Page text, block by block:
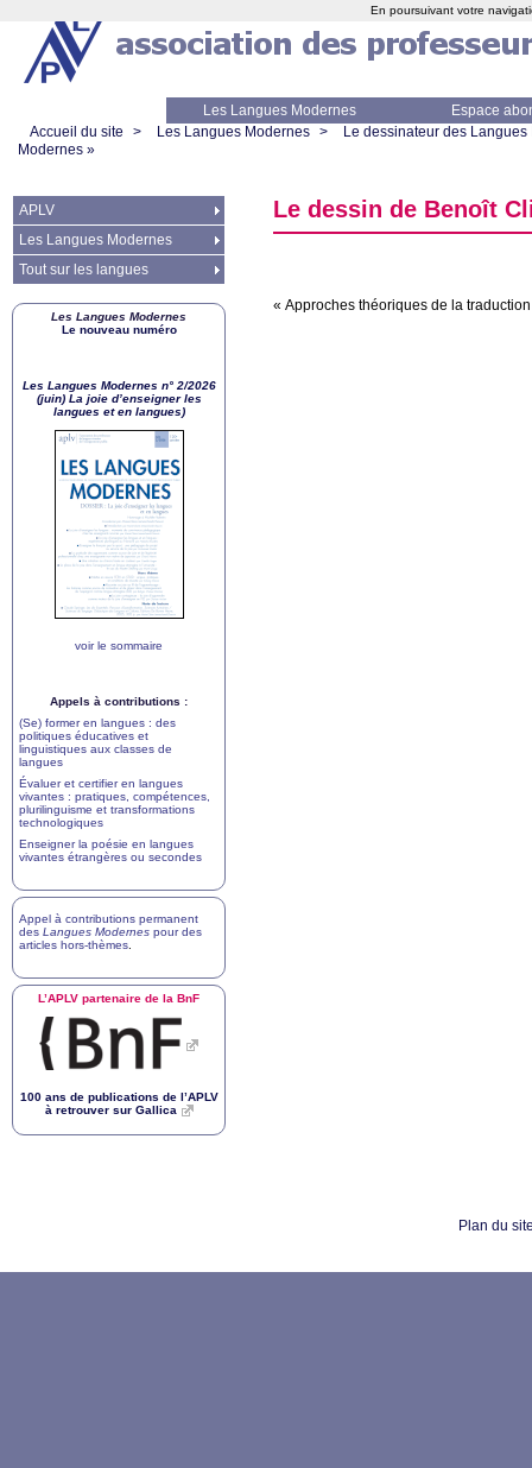
Les Langues Modernes
Espace
Accueil du site
> Les Langues Modernes >
Le dessinateur des Langues
Modernes »
Le dessin de Benoît
« Approches théoriques de la traduction
APLV
Les Langues Modernes
Tout sur les langues
Les Langues Modernes
Le nouveau numéro
Les Langues Modernes n° 2/2026
(juin) La joie d’enseigner les
langues et en langues)
voir le sommaire
Appels à contributions :
(Se) former en langues : des
politiques éducatives et
linguistiques aux classes de
langues
Évaluer et certifier en langues
vivantes : pratiques, compétences,
plurilinguisme et transformations
technologiques
Enseigner la poésie en langues
vivantes étrangères ou secondes
Appel à contributions permanent
des Langues Modernes pour des
articles hors-thèmes
L’APLV partenaire de la BnF
100 ans de publications de l’APLV
à retrouver sur Gallica
Plan du
En poursuivant votre